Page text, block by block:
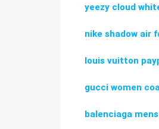
yeezy cloud
nike shadow air
louis vuitton
gucci women
balenciaga